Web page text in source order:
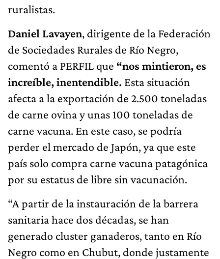
ruralistas.
Daniel Lavayen, dirigente de la Federación
de Sociedades Rurales de Río Negro,
comentó a PERFIL que “nos mintieron, es
increíble, inentendible. Esta situación
afecta a la exportación de 2.500 toneladas
de carne ovina y unas 100 toneladas de
carne vacuna. En este caso, se podría
perder el mercado de Japón, ya que este
país solo compra carne vacuna patagónica
por su estatus de libre sin vacunación.
“A partir de la instauración de la barrera
sanitaria hace dos décadas, se han
generado cluster ganaderos, tanto en Río
Negro como en Chubut, donde justamente